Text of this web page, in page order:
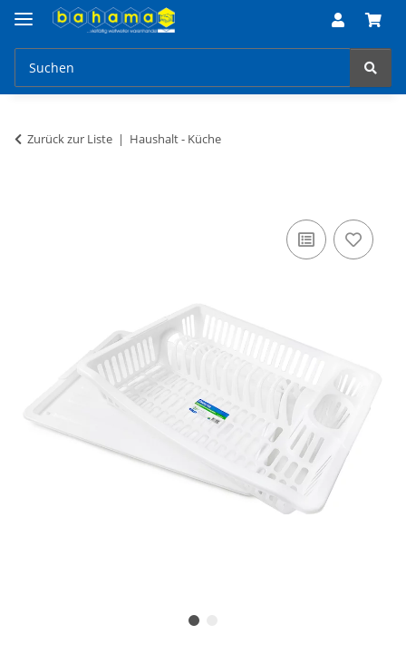
Zurück zur Liste Haushalt - Küche